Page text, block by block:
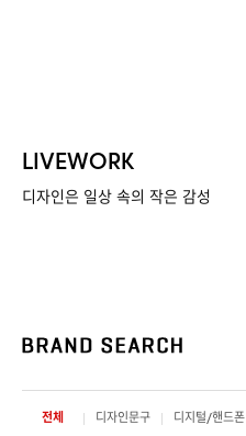
LIVEWORK
디자인은 일상 속의 작은 감성
전체 디자인문구 디지털/핸드폰